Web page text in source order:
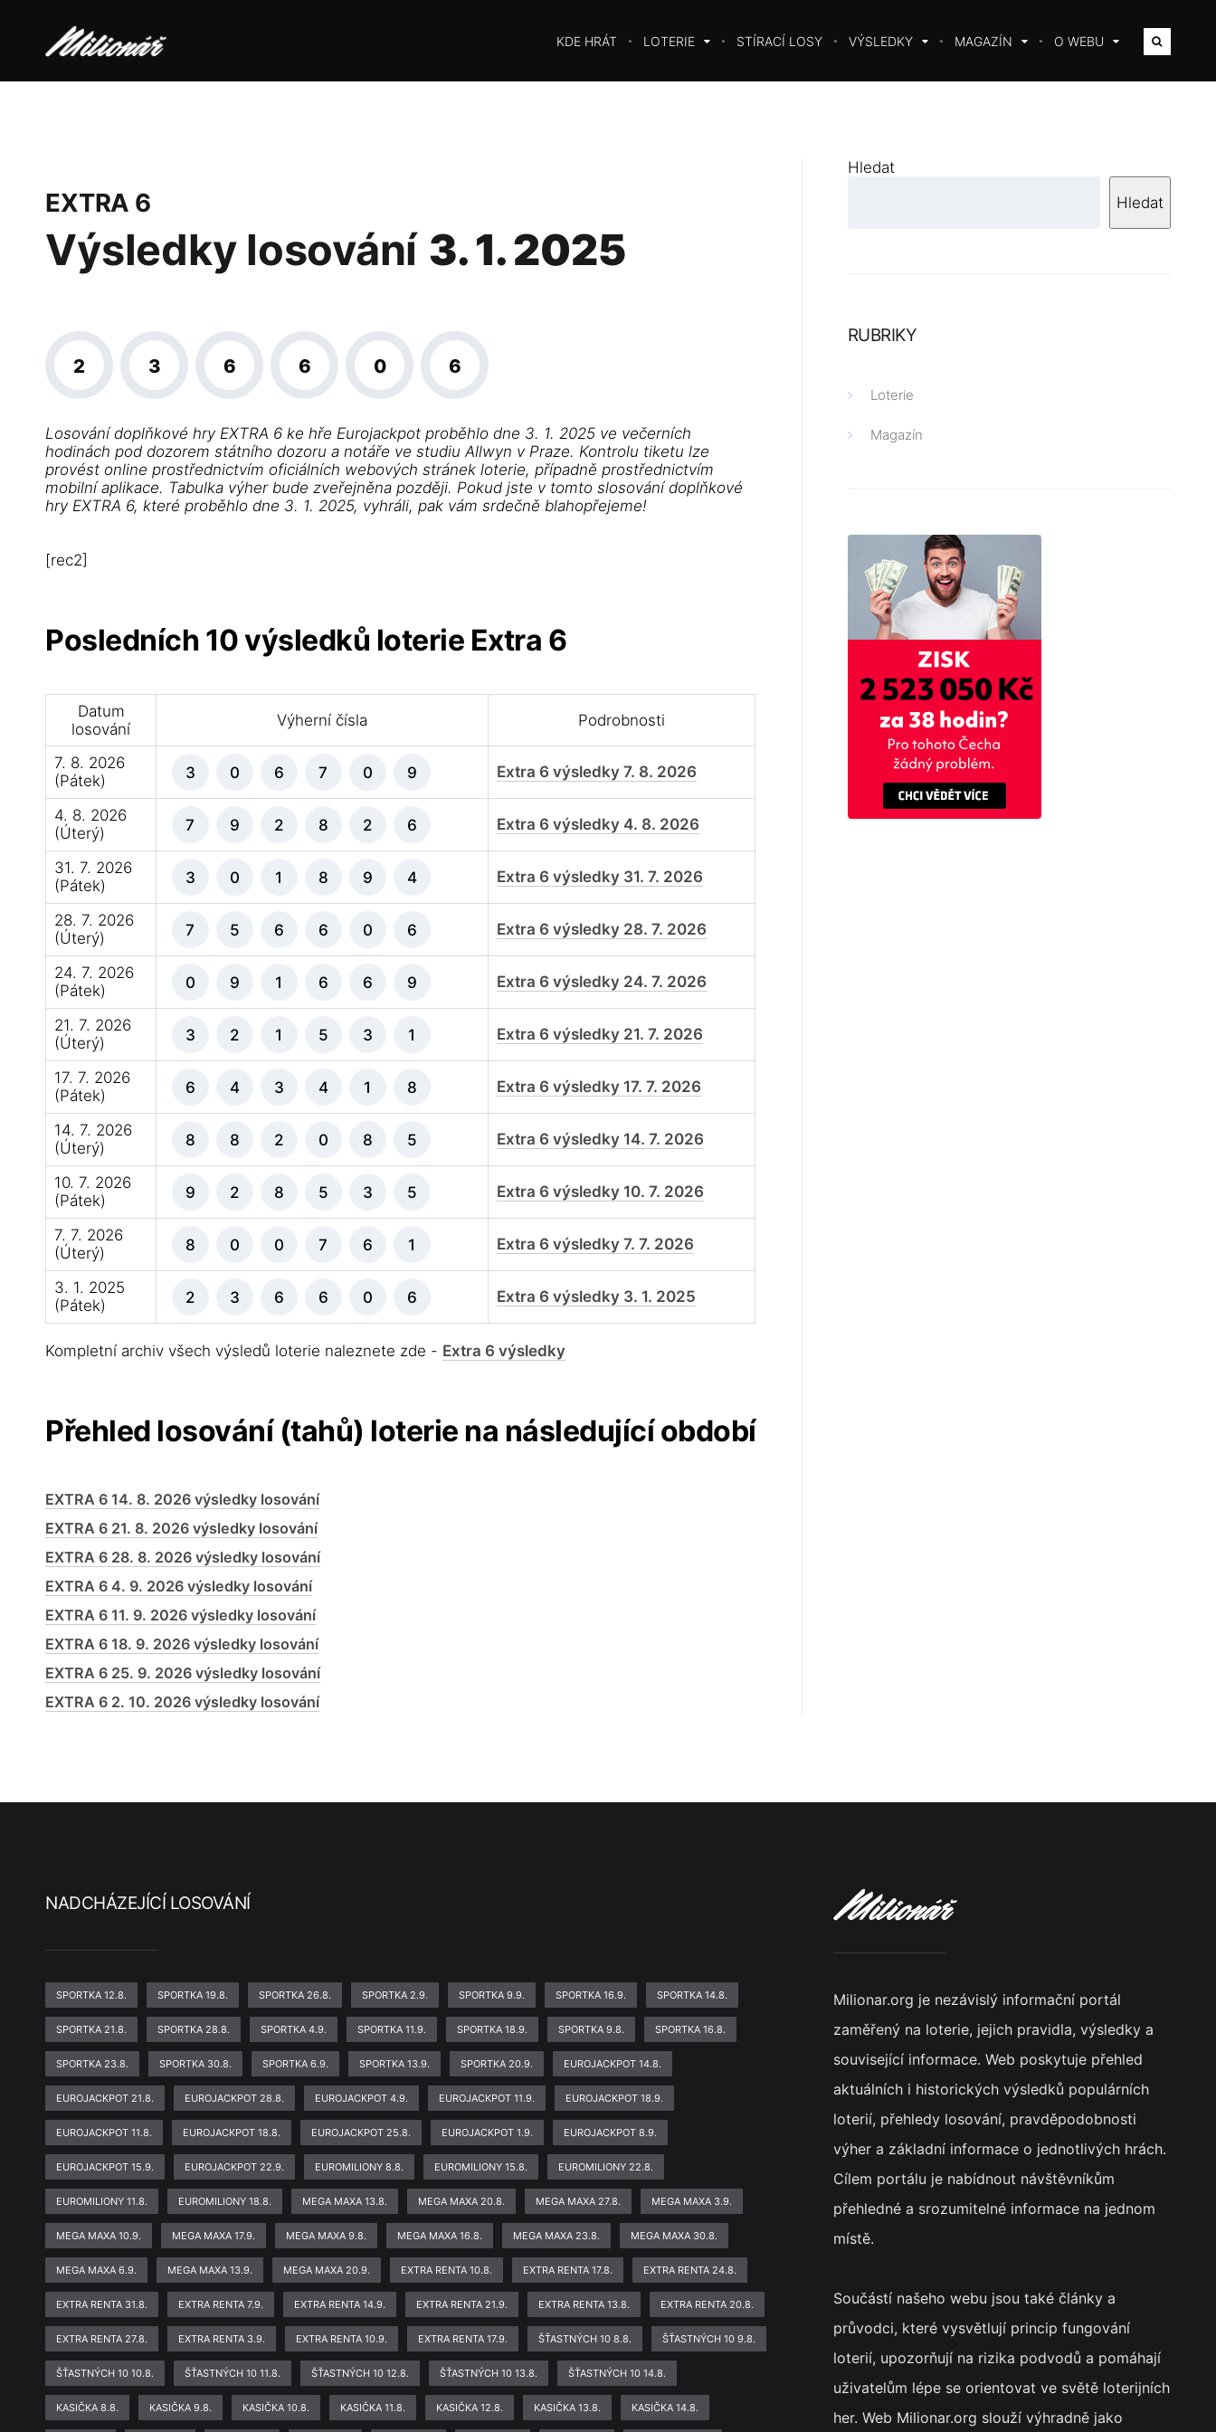
KDE HRÁT LOTERIE STÍRACÍ LOSY VÝSLEDKY MAGAZÍN O WEBU
EXTRA 6
Výsledky losování 3. 1. 2025
2 3 6 6 0 6
Losování doplňkové hry EXTRA 6 ke hře Eurojackpot proběhlo dne 3. 1. 2025 ve večerních
hodinách pod dozorem státního dozoru a notáře ve studiu Allwyn v Praze. Kontrolu tiketu lze
provést online prostřednictvím oficiálních webových stránek loterie, případně prostřednictvím
mobilní aplikace. Tabulka výher bude zveřejněna později. Pokud jste v tomto slosování doplňkové
hry EXTRA 6, které proběhlo dne 3. 1. 2025, vyhráli, pak vám srdečně blahopřejeme!
[rec2]
Posledních 10 výsledků loterie Extra 6
Datum
losování
Výherní čísla Podrobnosti
7. 8. 2026
(Pátek)
3 0 6 7 0 9 Extra 6 výsledky 7. 8. 2026
4. 8. 2026
(Úterý)
7 9 2 8 2 6 Extra 6 výsledky 4. 8. 2026
31. 7. 2026
(Pátek)
3 0 1 8 9 4 Extra 6 výsledky 31. 7. 2026
28. 7. 2026
(Úterý)
7 5 6 6 0 6 Extra 6 výsledky 28. 7. 2026
24. 7. 2026
(Pátek)
0 9 1 6 6 9 Extra 6 výsledky 24. 7. 2026
21. 7. 2026
(Úterý)
3 2 1 5 3 1 Extra 6 výsledky 21. 7. 2026
17. 7. 2026
(Pátek)
6 4 3 4 1 8 Extra 6 výsledky 17. 7. 2026
14. 7. 2026
(Úterý)
8 8 2 0 8 5 Extra 6 výsledky 14. 7. 2026
10. 7. 2026
(Pátek)
9 2 8 5 3 5 Extra 6 výsledky 10. 7. 2026
7. 7. 2026
(Úterý)
8 0 0 7 6 1 Extra 6 výsledky 7. 7. 2026
3. 1. 2025
(Pátek)
2 3 6 6 0 6 Extra 6 výsledky 3. 1. 2025
Kompletní archiv všech výsledů loterie naleznete zde - Extra 6 výsledky
Přehled losování (tahů) loterie na následující období
EXTRA 6 14. 8. 2026 výsledky losování
EXTRA 6 21. 8. 2026 výsledky losování
EXTRA 6 28. 8. 2026 výsledky losování
EXTRA 6 4. 9. 2026 výsledky losování
EXTRA 6 11. 9. 2026 výsledky losování
EXTRA 6 18. 9. 2026 výsledky losování
EXTRA 6 25. 9. 2026 výsledky losování
EXTRA 6 2. 10. 2026 výsledky losování
Hledat
Hledat
RUBRIKY
Loterie
Magazín
NADCHÁZEJÍCÍ LOSOVÁNÍ
SPORTKA 12.8. SPORTKA 19.8. SPORTKA 26.8. SPORTKA 2.9. SPORTKA 9.9. SPORTKA 16.9. SPORTKA 14.8.
SPORTKA 21.8. SPORTKA 28.8. SPORTKA 4.9. SPORTKA 11.9. SPORTKA 18.9. SPORTKA 9.8. SPORTKA 16.8.
SPORTKA 23.8. SPORTKA 30.8. SPORTKA 6.9. SPORTKA 13.9. SPORTKA 20.9. EUROJACKPOT 14.8.
EUROJACKPOT 21.8. EUROJACKPOT 28.8. EUROJACKPOT 4.9. EUROJACKPOT 11.9. EUROJACKPOT 18.9.
EUROJACKPOT 11.8. EUROJACKPOT 18.8. EUROJACKPOT 25.8. EUROJACKPOT 1.9. EUROJACKPOT 8.9.
EUROJACKPOT 15.9. EUROJACKPOT 22.9. EUROMILIONY 8.8. EUROMILIONY 15.8. EUROMILIONY 22.8.
EUROMILIONY 11.8. EUROMILIONY 18.8. MEGA MAXA 13.8. MEGA MAXA 20.8. MEGA MAXA 27.8. MEGA MAXA 3.9.
MEGA MAXA 10.9. MEGA MAXA 17.9. MEGA MAXA 9.8. MEGA MAXA 16.8. MEGA MAXA 23.8. MEGA MAXA 30.8.
MEGA MAXA 6.9. MEGA MAXA 13.9. MEGA MAXA 20.9. EXTRA RENTA 10.8. EXTRA RENTA 17.8. EXTRA RENTA 24.8.
EXTRA RENTA 31.8. EXTRA RENTA 7.9. EXTRA RENTA 14.9. EXTRA RENTA 21.9. EXTRA RENTA 13.8. EXTRA RENTA 20.8.
EXTRA RENTA 27.8. EXTRA RENTA 3.9. EXTRA RENTA 10.9. EXTRA RENTA 17.9. ŠŤASTNÝCH 10 8.8. ŠŤASTNÝCH 10 9.8.
ŠŤASTNÝCH 10 10.8. ŠŤASTNÝCH 10 11.8. ŠŤASTNÝCH 10 12.8. ŠŤASTNÝCH 10 13.8. ŠŤASTNÝCH 10 14.8.
KASIČKA 8.8. KASIČKA 9.8. KASIČKA 10.8. KASIČKA 11.8. KASIČKA 12.8. KASIČKA 13.8. KASIČKA 14.8.
Milionar.org je nezávislý informační portál
zaměřený na loterie, jejich pravidla, výsledky a
související informace. Web poskytuje přehled
aktuálních i historických výsledků populárních
loterií, přehledy losování, pravděpodobnosti
výher a základní informace o jednotlivých hrách.
Cílem portálu je nabídnout návštěvníkům
přehledné a srozumitelné informace na jednom
místě.
Součástí našeho webu jsou také články a
průvodci, které vysvětlují princip fungování
loterií, upozorňují na rizika podvodů a pomáhají
uživatelům lépe se orientovat ve světě loterijních
her. Web Milionar.org slouží výhradně jako